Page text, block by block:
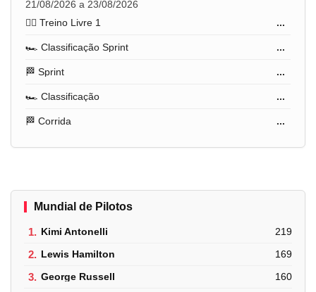
21/08/2026 a 23/08/2026
🏋️‍♂️ Treino Livre 1
...
🏎️ Classificação Sprint ...
🏁 Sprint ...
🏎️ Classificação ...
🏁 Corrida ...
Mundial de Pilotos
1. Kimi Antonelli 219
2. Lewis Hamilton 169
3. George Russell 160